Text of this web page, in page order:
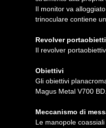
Il monitor va
trinoculare contiene
Revolver
Il revolver
Obiettivi
Gli obiettivi
Magus Metal V700 BD.
Meccanismo di
Le manopole